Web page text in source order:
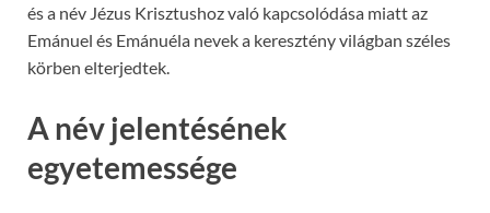
és a név Jézus Krisztushoz való kapcsolódása miatt az
Emánuel és Emánuéla nevek a keresztény világban széles
körben elterjedtek.
A név jelentésének
egyetemessége